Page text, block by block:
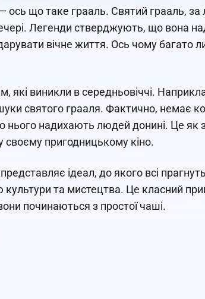
ось що таке грааль. Святий грааль,
Легенди стверджують, що вона
вічне життя. Ось чому багато
які виникли в середньовіччі.
святого грааля. Фактично, немає
нього надихають людей донині. Це як
своєму пригодницькому кіно.
ідеал, до якого всі
та мистецтва. Це класний
починаються з простої чаші.